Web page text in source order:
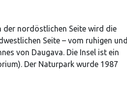
der nordöstlichen Seite wird die
Seite – vom ruhigen und
von Daugava. Die Insel ist ein
Der Naturpark wurde 1987